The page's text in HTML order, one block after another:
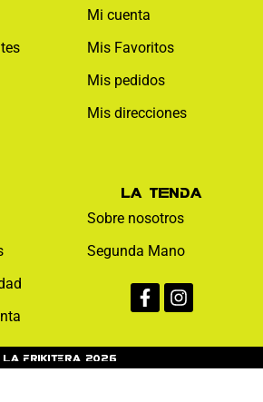
Mi cuenta
Mis Favoritos
Mis pedidos
Mis direcciones
La tienda
Sobre nosotros
Segunda Mano
f
La Frikitera 2026